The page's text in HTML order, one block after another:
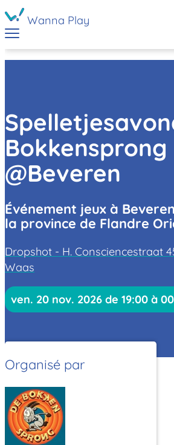
Wanna Play
Bokkensprong
@Beveren
Événement jeux à
la province de Flandre
Dropshot - H. Consciencestraat
Waas
ven. 20 nov. 2026 de 19:00 à
Organisé par